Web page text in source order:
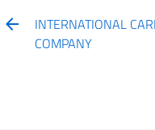
INTERNATIONAL
COMPANY